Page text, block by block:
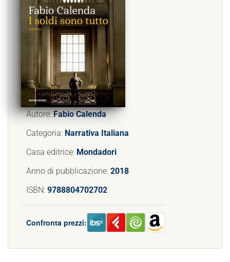
Autore:Fabio Calenda
Categoria: Narrativa Italiana
Casa editrice: Mondadori
Anno di pubblicazione: 2018
ISBN: 9788804702702
Confronta prezzi: